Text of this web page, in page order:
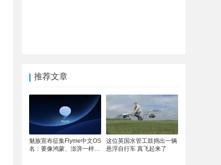
推荐文章
魅族宣布征集Flyme中文OS
名：要像鸿蒙、澎湃一样响
这位英国水管工鼓捣出一辆
悬浮自行车 真飞起来了